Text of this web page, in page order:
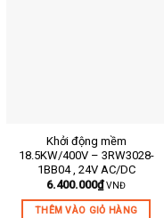
Mã sản phẩm:
Mô tả ngắn:
Khởi động mềm
18.5KW/400V – 3RW3028-
1BB04 , 24V AC/DC
6.400.000₫ VNĐ
THÊM VÀO GIỎ HÀNG